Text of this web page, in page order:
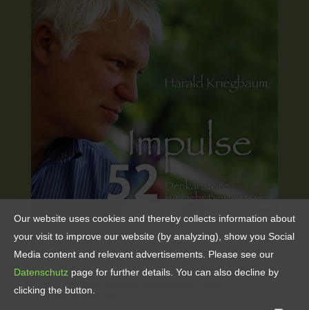
Aktuelles
Info Ausbildung Integralen Systemischen Coach /
Familienaufsteller(in)
Our website uses cookies and thereby collects information about
your visit to improve our website (by analyzing), show you Social
Media content and relevant advertisements. Please see our
Datenschutz page for further details. You can also decline by
clicking the button.